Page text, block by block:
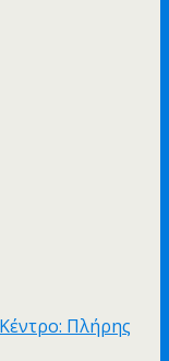
Πλήρης